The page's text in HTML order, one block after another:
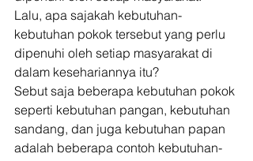
Lalu, apa sajakah kebutuhan-
kebutuhan pokok tersebut yang perlu
dipenuhi oleh setiap masyarakat di
dalam kesehariannya itu?
Sebut saja beberapa kebutuhan pokok
seperti kebutuhan pangan, kebutuhan
sandang, dan juga kebutuhan papan
adalah beberapa contoh kebutuhan-